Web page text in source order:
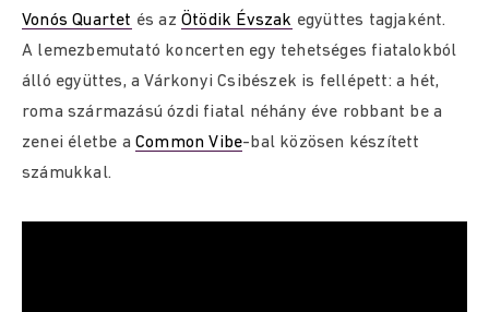
Vonós Quartet és azÖtödik Évszak együttes tagjaként.
A lemezbemutató koncerten egy tehetséges fiatalokból
álló együttes, a Várkonyi Csibészek is fellépett: a hét,
roma származású ózdi fiatal néhány éve robbant be a
zenei életbe a Common Vibe-bal közösen készített
számukkal.